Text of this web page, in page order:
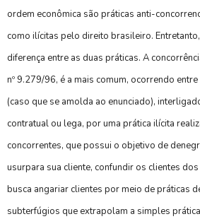
ordem econômica são práticas anti-
como ilícitas pelo direito brasileiro.
diferença entre as duas práticas. A
nº 9.279/96, é a mais comum, ocorrendo
(caso que se amolda ao enunciado),
contratual ou lega, por uma prática ilícita
concorrentes, que possui o objetivo de
usurpara sua cliente, confundir os clientes
busca angariar clientes por meio de práticas
subterfúgios que extrapolam a simples